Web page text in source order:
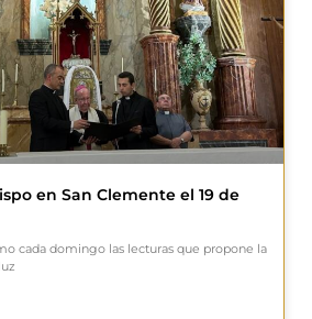
en San Clemente el 19 de
cada domingo las lecturas que propone la